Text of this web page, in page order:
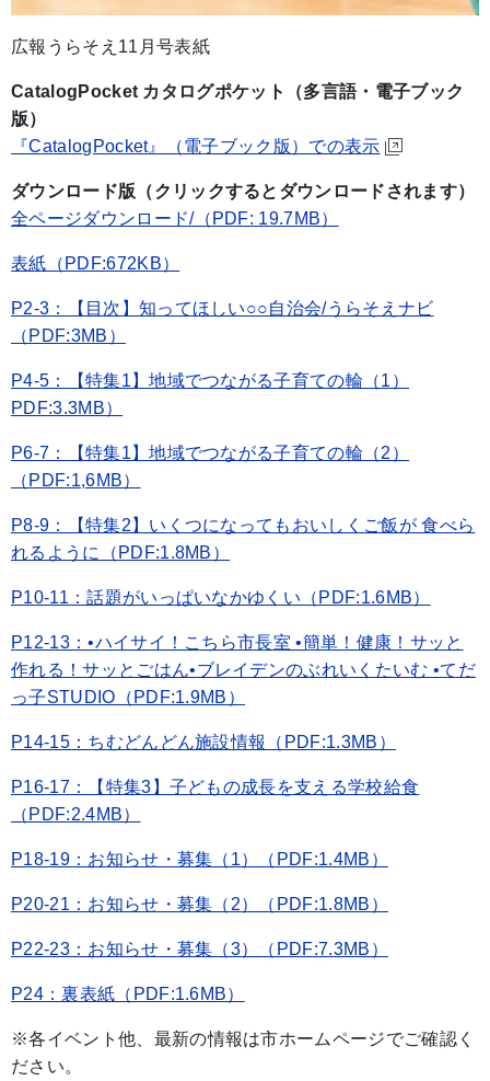
広報うらそえ11月号表紙
CatalogPocket カタログポケット（多言語・電子ブック
版）
『CatalogPocket』（電子ブック版）での表示
ダウンロード版（クリックするとダウンロードされます）
全ページダウンロード/（PDF: 19.7MB）
表紙（PDF:672KB）
P2-3：【目次】知ってほしい○○自治会/うらそえナビ
（PDF:3MB）
P4-5：【特集1】地域でつながる子育ての輪（1）
PDF:3.3MB）
P6-7：【特集1】地域でつながる子育ての輪（2）
（PDF:1,6MB）
P8-9：【特集2】いくつになってもおいしくご飯が 食べら
れるように（PDF:1.8MB）
P10-11：話題がいっぱいなかゆくい（PDF:1.6MB）
P12-13：•ハイサイ！こちら市長室 •簡単！健康！サッと
作れる！サッとごはん•ブレイデンのぶれいくたいむ •てだ
っ子STUDIO（PDF:1.9MB）
P14-15：ちむどんどん施設情報（PDF:1.3MB）
P16-17：【特集3】子どもの成長を支える学校給食
（PDF:2.4MB）
P18-19：お知らせ・募集（1）（PDF:1.4MB）
P20-21：お知らせ・募集（2）（PDF:1.8MB）
P22-23：お知らせ・募集（3）（PDF:7.3MB）
P24：裏表紙（PDF:1.6MB）
※各イベント他、最新の情報は市ホームページでご確認く
ださい。